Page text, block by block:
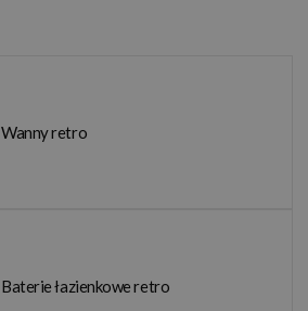
Wanny retro
Baterie łazienkowe retro